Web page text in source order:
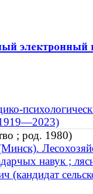
1919—2023)
; род. 1980)
навук ;